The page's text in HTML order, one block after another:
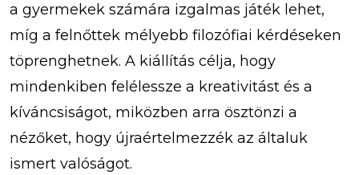
a gyermekek számára izgalmas játék lehet,
míg a felnőttek mélyebb filozófiai kérdéseken
töprenghetnek. A kiállítás célja, hogy
mindenkiben felélessze a kreativitást és a
kíváncsiságot, miközben arra ösztönzi a
nézőket, hogy újraértelmezzék az általuk
ismert valóságot.